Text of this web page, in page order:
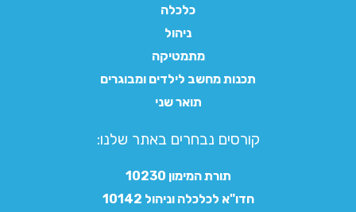
כלכלה
ניהול
מתמטיקה
תכנות מחשב לילדים ומבוגרים
תואר שני
קורסים נבחרים באתר שלנו:​
תורת המימון 10230
חדו"א לכלכלה וניהול 10142